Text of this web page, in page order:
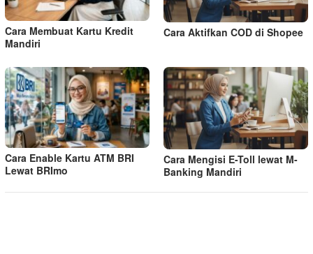
Cara Membuat Kartu Kredit
Mandiri
Cara Aktifkan COD di Shopee
Cara Enable Kartu ATM BRI
Lewat BRImo
Cara Mengisi E-Toll lewat M-
Banking Mandiri